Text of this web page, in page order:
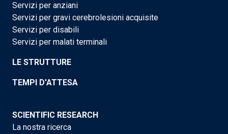
Servizi per anziani
Servizi per gravi cerebrolesioni acquisite
Servizi per disabili
Servizi per malati terminali
LE STRUTTURE
TEMPI D'ATTESA
SCIENTIFIC RESEARCH
La nostra ricerca